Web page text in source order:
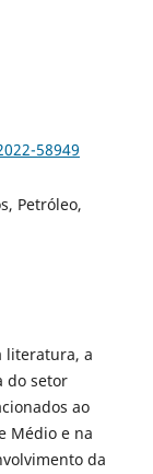
58949
Petróleo,
literatura, a
do setor
ao
Médio e na
da